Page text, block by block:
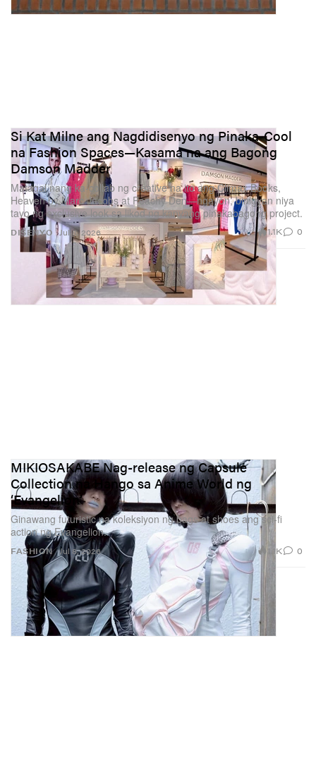
DISENYO
Si Kat Milne ang Nagdidisenyo ng Pinaka-Cool
na Fashion Spaces—Kasama na ang Bagong
Damson Madder
Matagal nang ka-collab ng creative na ito ang Climax Books,
Heaven by Marc Jacobs at Peachy Den—ngayon, binigyan niya
tayo ng exclusive look sa likod ng kanyang pinakabagong project.
Jul 8, 2026 1.1K 0
FASHION
MIKIOSAKABE Nag-release ng Capsule
Collection na Hango sa Anime World ng
‘Evangelion’
Ginawang futuristic na koleksiyon ng bags at shoes ang sci-fi
action ng Evangelion.
Jul 8, 2026 1.1K 0